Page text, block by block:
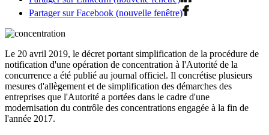
Partager sur Facebook (nouvelle fenêtre)
Le 20 avril 2019, le décret portant simplification de la procédure de
notification d'une opération de concentration à l'Autorité de la
concurrence a été publié au journal officiel. Il concrétise plusieurs
mesures d'allègement et de simplification des démarches des
entreprises que l'Autorité a portées dans le cadre d'une
modernisation du contrôle des concentrations engagée à la fin de
l'année 2017.